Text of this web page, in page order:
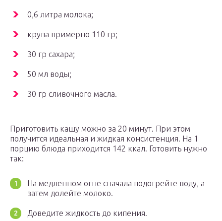
0,6 литра молока;
крупа примерно 110 гр;
30 гр сахара;
50 мл воды;
30 гр сливочного масла.
Приготовить кашу можно за 20 минут. При этом
получится идеальная и жидкая консистенция. На 1
порцию блюда приходится 142 ккал. Готовить нужно
так:
На медленном огне сначала подогрейте воду, а
затем долейте молоко.
Доведите жидкость до кипения.